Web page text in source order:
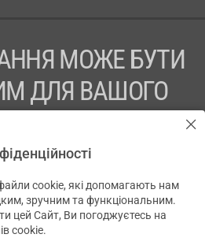
МОЖЕ БУТИ
ДЛЯ ВАШОГО
ПРОКОНСУЛЬТУЙТЕСЬ
Код ЄДРПОУ 43631965.
відповідальності
cookie, які допомагають нам
зручним та функціональним.
цей Сайт, Ви погоджуєтесь на
cookie.
✕